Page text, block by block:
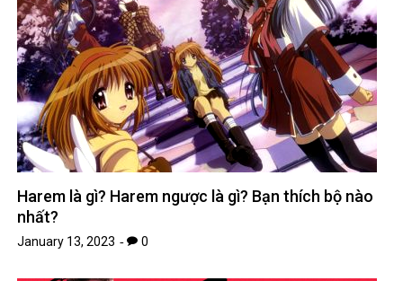
Harem là gì? Harem ngược là gì? Bạn thích bộ nào
nhất?
January 13, 2023 0